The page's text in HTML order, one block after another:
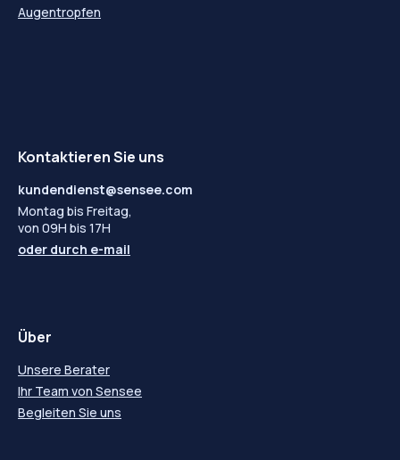
Augentropfen
Kontaktieren Sie uns
kundendienst@sensee.com
Montag bis Freitag,
von 09H bis 17H
oder durch e-mail
Über
Unsere Berater
Ihr Team von Sensee
Begleiten Sie uns